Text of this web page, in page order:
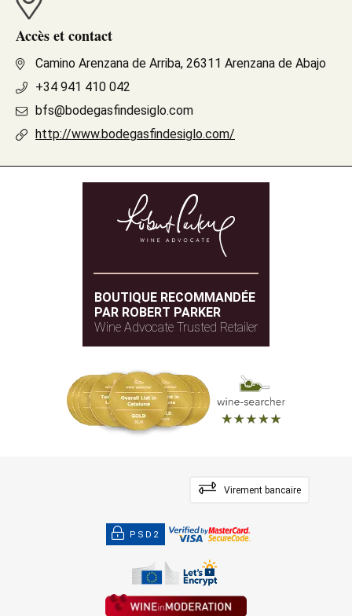
Accès et contact
Camino Arenzana de Arriba, 26311 Arenzana de Abajo
+34 941 410 042
bfs@bodegasfindesiglo.com
http://www.bodegasfindesiglo.com/
BOUTIQUE RECOMMANDÉE
PAR ROBERT PARKER
Wine Advocate Trusted Retailer
Virement bancaire
PSD2